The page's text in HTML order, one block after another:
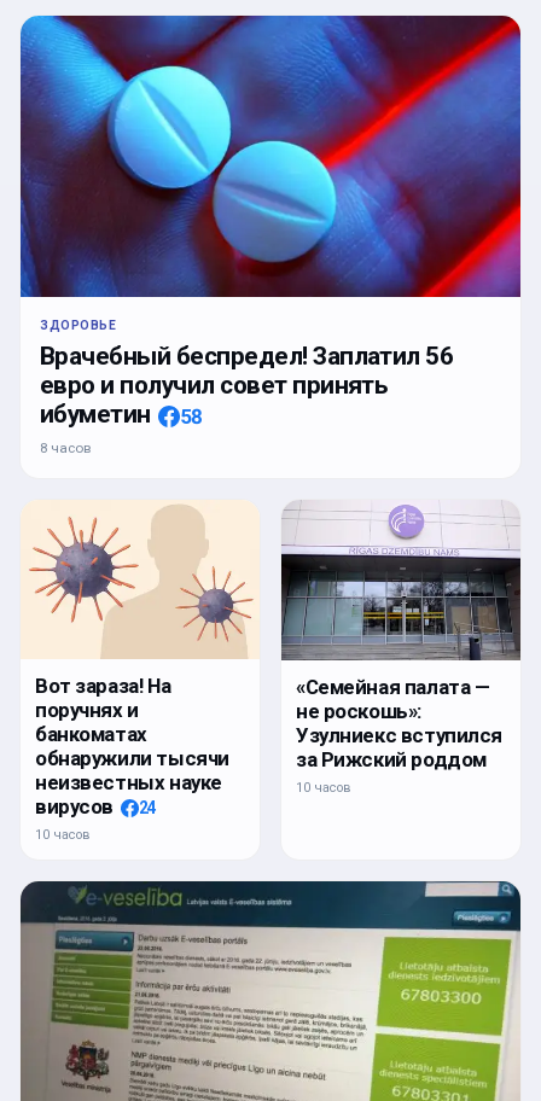
ЗДОРОВЬЕ
Врачебный беспредел! Заплатил 56
евро и получил совет принять
ибуметин
58
8 часов
Вот зараза! На
поручнях и
банкоматах
обнаружили тысячи
неизвестных науке
вирусов
24
10 часов
«Семейная палата —
не роскошь»:
Узулниекс вступился
за Рижский роддом
10 часов